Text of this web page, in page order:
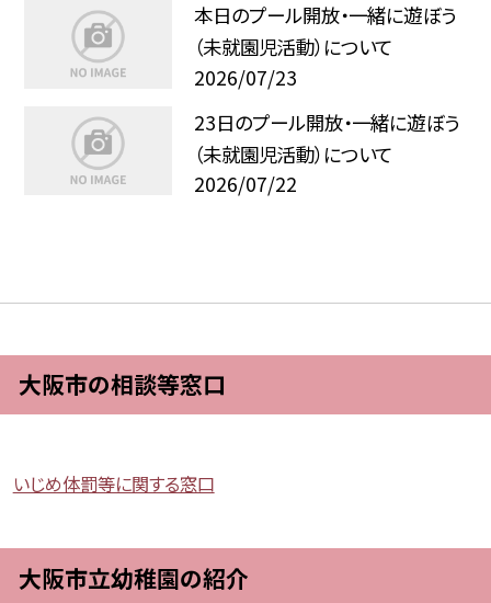
本日のプール開放・一緒に遊ぼう
（未就園児活動）について
2026/07/23
23日のプール開放・一緒に遊ぼう
（未就園児活動）について
2026/07/22
大阪市の相談等窓口
いじめ体罰等に関する窓口
大阪市立幼稚園の紹介